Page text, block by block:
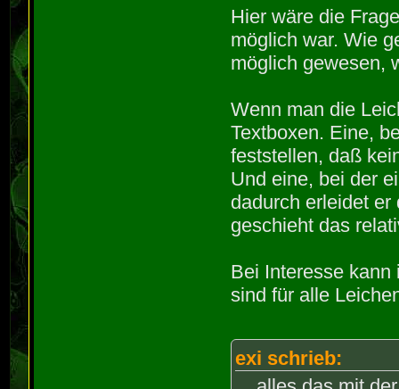
Hier wäre die
möglich war. Wie
möglich gewesen,
Wenn man die
Textboxen. Eine,
feststellen, daß
Und eine, bei der
dadurch erleidet
geschieht das
Bei Interesse kann
sind für alle
exi schrieb: